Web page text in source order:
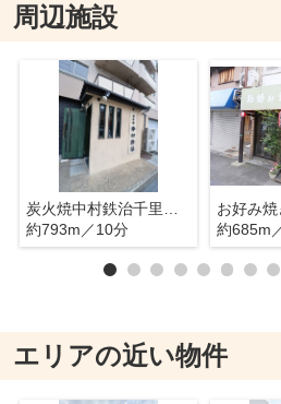
周辺施設
約793m／10分
お好み
約685m
エリアの近い物件